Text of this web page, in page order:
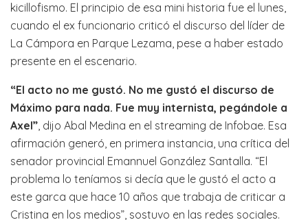
kicillofismo. El principio de esa mini historia fue el lunes,
cuando el ex funcionario criticó el discurso del líder de
La Cámpora en Parque Lezama, pese a haber estado
presente en el escenario.
“El acto no me gustó. No me gustó el discurso de
Máximo para nada. Fue muy internista, pegándole a
Axel”, dijo Abal Medina en el streaming de Infobae. Esa
afirmación generó, en primera instancia, una crítica del
senador provincial Emannuel González Santalla. “El
problema lo teníamos si decía que le gustó el acto a
este garca que hace 10 años que trabaja de criticar a
Cristina en los medios”, sostuvo en las redes sociales.